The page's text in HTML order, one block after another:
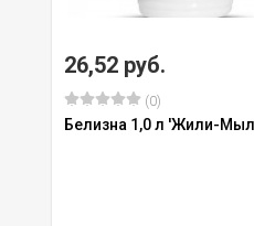
26,52 руб.
(0)
Белизна 1,0 л 'Жили-